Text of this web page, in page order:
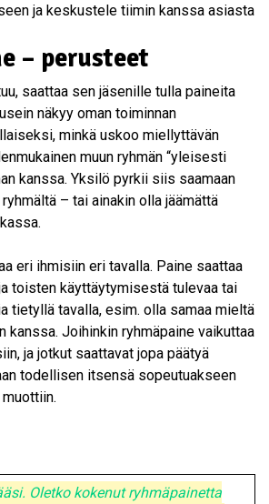
ja keskustele tiimin kanssa asiasta
– perusteet
saattaa sen jäsenille tulla paineita
näkyy oman toiminnan
minkä uskoo miellyttävän
muun ryhmän “yleisesti
kanssa. Yksilö pyrkii siis saamaan
– tai ainakin olla jäämättä
eri ihmisiin eri tavalla. Paine saattaa
toisten käyttäytymisestä tulevaa tai
tietyllä tavalla, esim. olla samaa mieltä
kanssa. Joihinkin ryhmäpaine vaikuttaa
ja jotkut saattavat jopa päätyä
todellisen itsensä sopeutuakseen
Oletko kokenut ryhmäpainetta